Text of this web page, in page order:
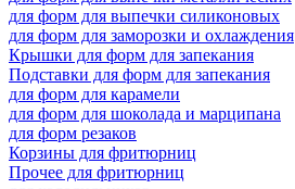
для форм для выпечки силиконовых
для форм для заморозки и охлаждения
Крышки для форм для запекания
Подставки для форм для запекания
для форм для карамели
для форм для шоколада и марципана
для форм резаков
Корзины для фритюрниц
Прочее для фритюрниц